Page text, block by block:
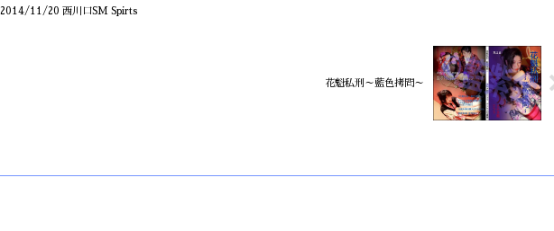
2014/11/20 西川口SM Spirts
花魁私刑～藍色拷問～